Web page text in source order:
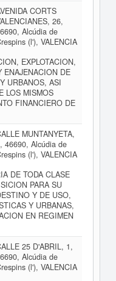
CORTS
26,
Alcúdia de
(l'), VALENCIA
EXPLOTACION,
DE
URBANOS, ASI
LOS MISMOS
FINANCIERO DE
MUNTANYETA,
46690, Alcúdia de
(l'), VALENCIA
DE TODA CLASE
PARA SU
Y DE USO,
Y URBANAS,
EN REGIMEN
25 D'ABRIL, 1,
Alcúdia de
(l'), VALENCIA